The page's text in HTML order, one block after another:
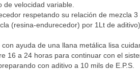
velocidad variable.
respetando su relación de mezcla
(resina-endurecedor) por 1Lt de
ayuda de una llana metálica lisa
16 a 24 horas para continuar con el
con aditivo a 10 mils de E.P.S.